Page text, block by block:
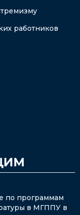
работников
по программам
в МГППУ в